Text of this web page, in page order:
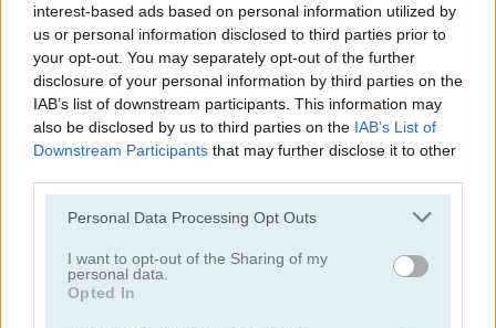
interest-based ads based on personal information utilized by
us or personal information disclosed to third parties prior to
your opt-out. You may separately opt-out of the further
disclosure of your personal information by third parties on the
IAB’s list of downstream participants. This information may
also be disclosed by us to third parties on the IAB’s List of
Downstream Participants that may further disclose it to other
Personal Data Processing Opt Outs
I want to opt-out of the Sharing of my
personal data.
Opted In
juegos de pelota
juegos de béisbol
juegos de boliche
juegos de boxeo